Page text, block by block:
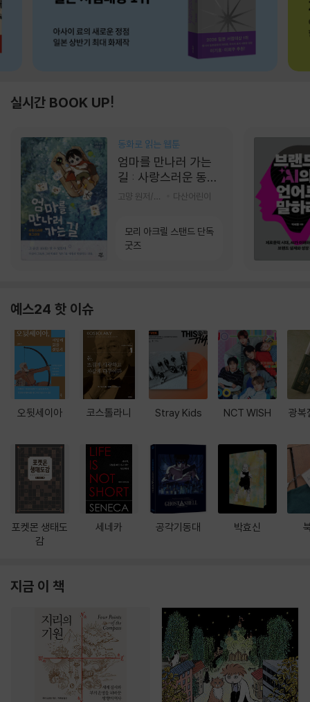
실시간 BOOK UP!
동화로 읽는 웹툰
엄마를 만나러 가는
길 : 사랑스러운 동그
라미
다산어린이
모리 아크릴 스탠드 단독
굿즈
예스24 핫 이슈
오뒷세이아
포켓몬 생태도
감
코스톨라니
세네카
Stray Kids
공각기동대
NCT WISH
박효신
광복
지금 이 책